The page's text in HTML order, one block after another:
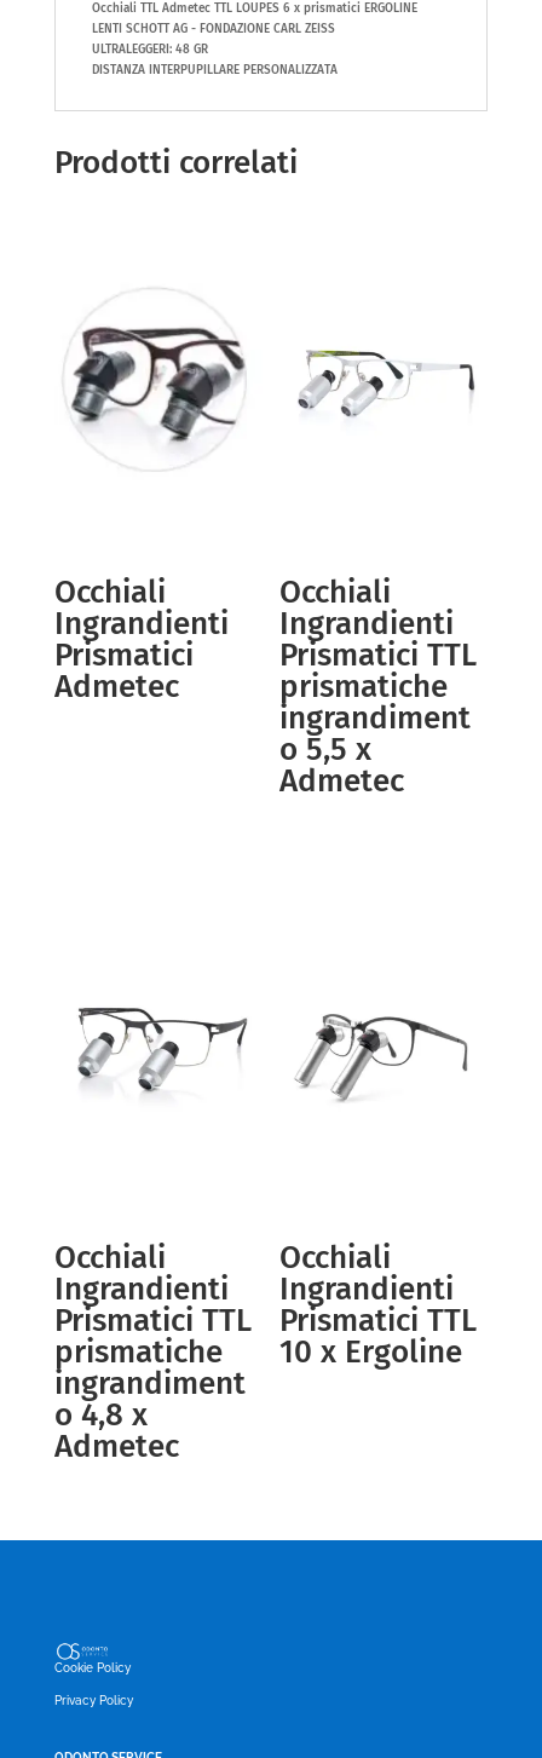
Occhiali TTL Admetec TTL LOUPES 6 x prismatici ERGOLINE
LENTI SCHOTT AG - FONDAZIONE CARL ZEISS
ULTRALEGGERI: 48 GR
DISTANZA INTERPUPILLARE PERSONALIZZATA
Prodotti correlati
Occhiali
Ingrandienti
Prismatici
Admetec
Occhiali
Ingrandienti
Prismatici TTL
prismatiche
ingrandiment
o 5,5 x
Admetec
Occhiali
Ingrandienti
Prismatici TTL
prismatiche
ingrandiment
o 4,8 x
Admetec
Occhiali
Ingrandienti
Prismatici TTL
10 x Ergoline
Cookie Policy
Privacy Policy